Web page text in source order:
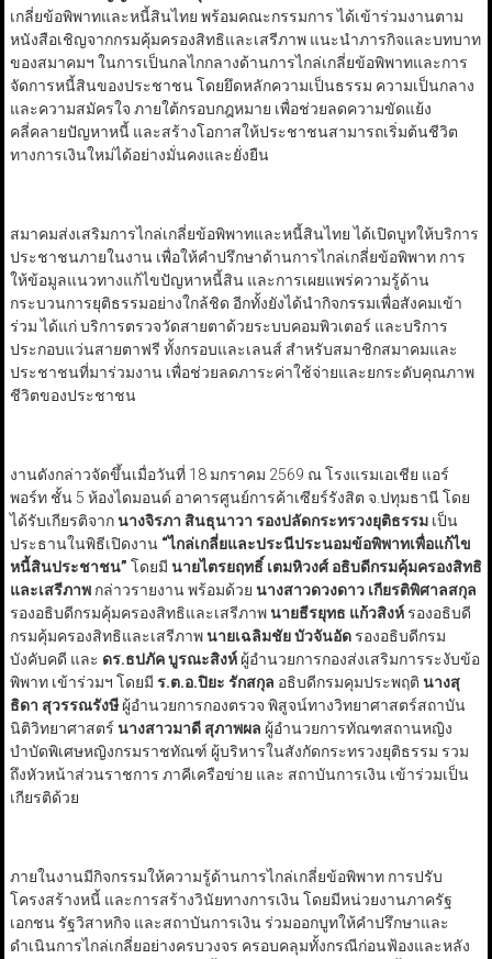
เกลี่ยข้อพิพาทและหนี้สินไทย พร้อมคณะกรรมการ ได้เข้าร่วมงานตาม
หนังสือเชิญจากกรมคุ้มครองสิทธิและเสรีภาพ แนะนำภารกิจและบทบาท
ของสมาคมฯ ในการเป็นกลไกกลางด้านการไกล่เกลี่ยข้อพิพาทและการ
จัดการหนี้สินของประชาชน โดยยึดหลักความเป็นธรรม ความเป็นกลาง
และความสมัครใจ ภายใต้กรอบกฎหมาย เพื่อช่วยลดความขัดแย้ง
คลี่คลายปัญหาหนี้ และสร้างโอกาสให้ประชาชนสามารถเริ่มต้นชีวิต
ทางการเงินใหม่ได้อย่างมั่นคงและยั่งยืน
สมาคมส่งเสริมการไกล่เกลี่ยข้อพิพาทและหนี้สินไทย ได้เปิดบูทให้บริการ
ประชาชนภายในงาน เพื่อให้คำปรึกษาด้านการไกล่เกลี่ยข้อพิพาท การ
ให้ข้อมูลแนวทางแก้ไขปัญหาหนี้สิน และการเผยแพร่ความรู้ด้าน
กระบวนการยุติธรรมอย่างใกล้ชิด อีกทั้งยังได้นำกิจกรรมเพื่อสังคมเข้า
ร่วม ได้แก่ บริการตรวจวัดสายตาด้วยระบบคอมพิวเตอร์ และบริการ
ประกอบแว่นสายตาฟรี ทั้งกรอบและเลนส์ สำหรับสมาชิกสมาคมและ
ประชาชนที่มาร่วมงาน เพื่อช่วยลดภาระค่าใช้จ่ายและยกระดับคุณภาพ
ชีวิตของประชาชน
งานดังกล่าวจัดขึ้นเมื่อวันที่ 18 มกราคม 2569 ณ โรงแรมเอเชีย แอร์
พอร์ท ชั้น 5 ห้องไดมอนด์ อาคารศูนย์การค้าเซียร์รังสิต จ.ปทุมธานี โดย
ได้รับเกียรติจากนางจิรภา สินธุนาวา รองปลัดกระทรวงยุติธรรมเป็น
ประธานในพิธีเปิดงาน “ไกล่เกลี่ยและประนีประนอมข้อพิพาทเพื่อแก้ไข
หนี้สินประชาชน” โดยมี นายไตรยฤทธิ์ เตมหิวงศ์ อธิบดีกรมคุ้มครองสิทธิ
และเสรีภาพ กล่าวรายงาน พร้อมด้วย นางสาวดวงดาว เกียรติพิศาลสกุล
รองอธิบดีกรมคุ้มครองสิทธิและเสรีภาพนายธีรยุทธ แก้วสิงห์รองอธิบดี
กรมคุ้มครองสิทธิและเสรีภาพนายเฉลิมชัย บัวจันอัดรองอธิบดีกรม
บังคับคดี และ ดร.ธปภัค บูรณะสิงห์ผู้อำนวยการกองส่งเสริมการระงับข้อ
พิพาท เข้าร่วมฯ โดยมี ร.ต.อ.ปิยะ รักสกุล อธิบดีกรมคุมประพฤติ นางสุ
ธิดา สุวรรณรังษีผู้อำนวยการกองตรวจ พิสูจน์ทางวิทยาศาสตร์สถาบัน
นิติวิทยาศาสตร์ นางสาวมาดี สุภาพผล ผู้อำนวยการทัณฑสถานหญิง
บำบัดพิเศษหญิงกรมราชทัณฑ์ ผู้บริหารในสังกัดกระทรวงยุติธรรม รวม
ถึงหัวหน้าส่วนราชการ ภาคีเครือข่าย และ สถาบันการเงิน เข้าร่วมเป็น
เกียรติด้วย
ภายในงานมีกิจกรรมให้ความรู้ด้านการไกล่เกลี่ยข้อพิพาท การปรับ
โครงสร้างหนี้ และการสร้างวินัยทางการเงิน โดยมีหน่วยงานภาครัฐ
เอกชน รัฐวิสาหกิจ และสถาบันการเงิน ร่วมออกบูทให้คำปรึกษาและ
ดำเนินการไกล่เกลี่ยอย่างครบวงจร ครอบคลุมทั้งกรณีก่อนฟ้องและหลัง